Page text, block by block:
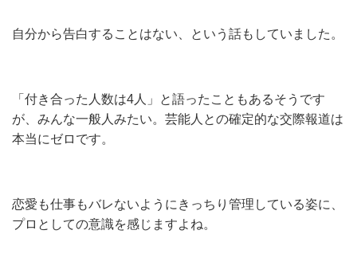
自分から告白することはない、という話もしていました。
「付き合った人数は4人」と語ったこともあるそうです
が、みんな一般人みたい。芸能人との確定的な交際報道は
本当にゼロです。
恋愛も仕事もバレないようにきっちり管理している姿に、
プロとしての意識を感じますよね。